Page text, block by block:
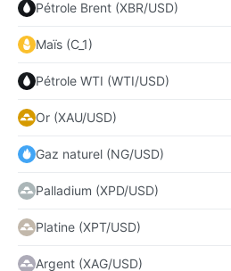
Pétrole Brent (XBR/USD)
Maïs (C_1)
Pétrole WTI (WTI/USD)
Or (XAU/USD)
Gaz naturel (NG/USD)
Palladium (XPD/USD)
Platine (XPT/USD)
Argent (XAG/USD)